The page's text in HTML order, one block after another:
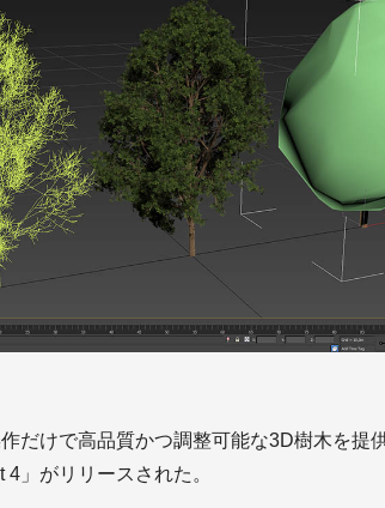
だけで高品質かつ調整可能な3D樹木を提
4」がリリースされた。